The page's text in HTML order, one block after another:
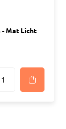
- Mat Licht